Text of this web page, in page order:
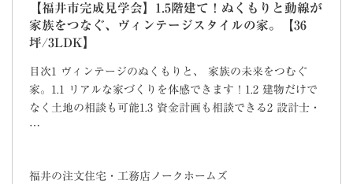
【福井市完成見学会】1.5階建て！ぬくもりと動線が
家族をつなぐ、ヴィンテージスタイルの家。【36
坪/3LDK】
目次1 ヴィンテージのぬくもりと、 家族の未来をつむぐ
家。1.1 リアルな家づくりを体感できます！1.2 建物だけで
なく土地の相談も可能1.3 資金計画も相談できる2 設計士・
…
福井の注文住宅・工務店ノークホームズ